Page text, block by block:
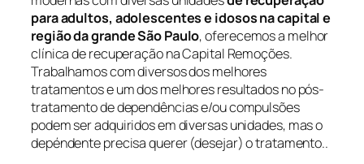
para adultos, adolescentes e idosos na capital e
região da grande São Paulo, oferecemos a melhor
clínica de recuperação na Capital Remoções.
Trabalhamos com diversos dos melhores
tratamentos e um dos melhores resultados no pós-
tratamento de dependências e/ou compulsões
podem ser adquiridos em diversas unidades, mas o
depéndente precisa querer (desejar) o tratamento..